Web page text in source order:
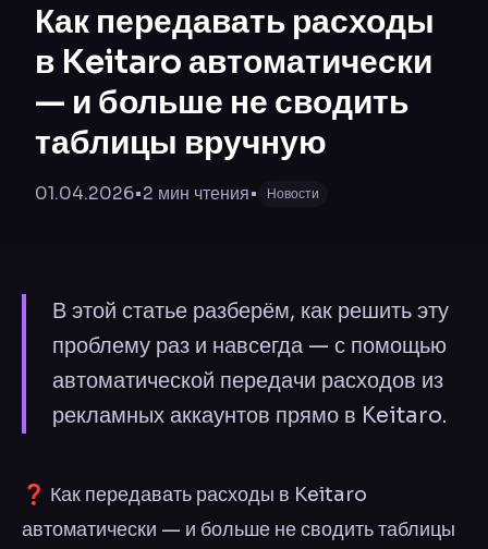
Как передавать расходы
в Keitaro автоматически
— и больше не сводить
таблицы вручную
01.04.2026•2 мин чтения• Новости
В этой статье разберём, как решить эту
проблему раз и навсегда — с помощью
автоматической передачи расходов из
рекламных аккаунтов прямо в Keitaro.
❓ Как передавать расходы в Keitaro
автоматически — и больше не сводить таблицы